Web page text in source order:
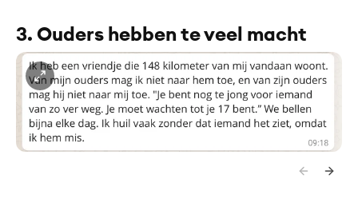
3. Ouders hebben te veel macht